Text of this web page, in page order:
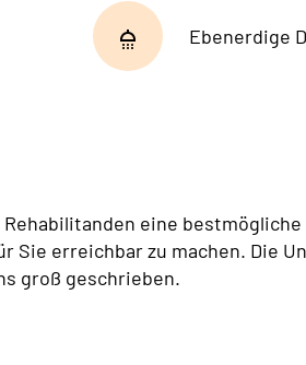
Ebenerdige
eine
Sie erreichbar zu machen. Die
groß geschrieben.